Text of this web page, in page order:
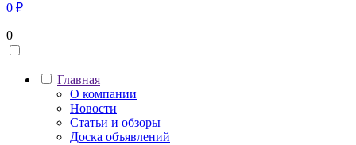
0 ₽
0
Главная
О компании
Новости
Статьи и обзоры
Доска объявлений